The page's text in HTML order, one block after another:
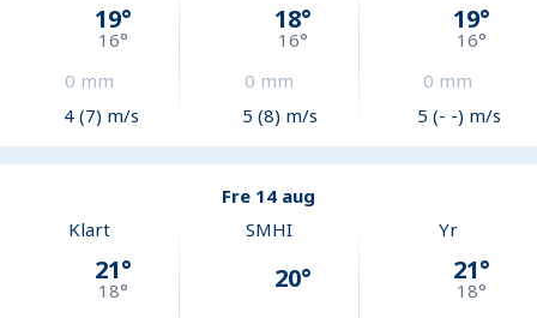
19°
16°
0 mm
4 (7) m/s
18°
16°
0 mm
5 (8) m/s
19°
16°
0 mm
5 (- -) m/s
Fre 14 aug
Klart
21°
18°
SMHI
20°
Yr
21°
18°